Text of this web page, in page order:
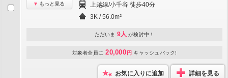
もっと見る
上越線/小千谷 徒歩40分
3K / 56.0m²
ただいま 9人 が検討中！
対象者全員に 20,000 円 キャッシュバック!
お気に入りに追加 詳細を見る